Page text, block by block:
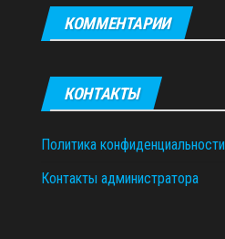
КОММЕНТАРИИ
КОНТАКТЫ
Политика конфиденциальности
Контакты администратора